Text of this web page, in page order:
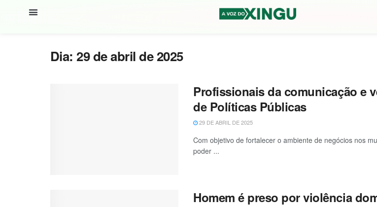
Dia:29 de abril de 2025
Profissionais da comunicação e
de Políticas Públicas
29 DE ABRIL DE 2025
Com objetivo de fortalecer o ambiente de negócios nos
poder ...
Homem é preso por violência